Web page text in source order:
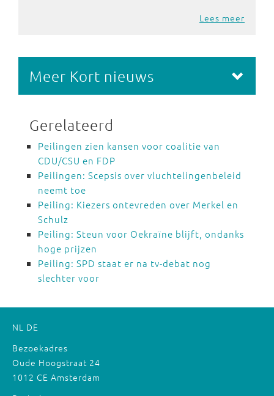
Lees meer
Meer Kort nieuws
Gerelateerd
Peilingen zien kansen voor coalitie van
CDU/CSU en FDP
Peilingen: Scepsis over vluchtelingenbeleid
neemt toe
Peiling: Kiezers ontevreden over Merkel en
Schulz
Peiling: Steun voor Oekraïne blijft, ondanks
hoge prijzen
Peiling: SPD staat er na tv-debat nog
slechter voor
NL DE
Bezoekadres
Oude Hoogstraat 24
1012 CE Amsterdam